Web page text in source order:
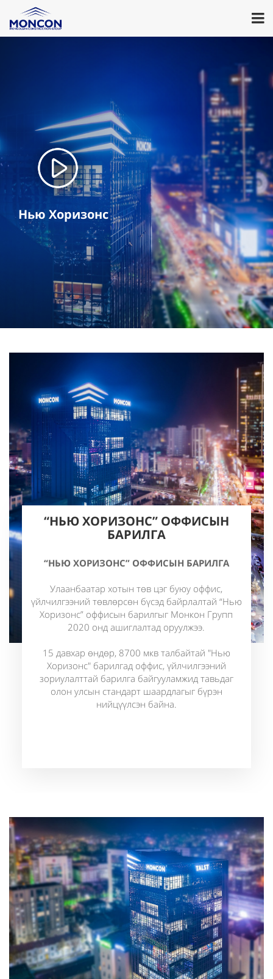
Нью Хоризонс
“НЬЮ ХОРИЗОНС” ОФФИСЫН
БАРИЛГА
“НЬЮ ХОРИЗОНС” ОФФИСЫН БАРИЛГА
Улаанбаатар хотын төв цэг буюу оффис,
үйлчилгээний төвлөрсөн бүсэд байрлалтай “Нью
Хоризонс” оффисын барилгыг Монкон Групп
2020 онд ашиглалтад оруулжээ.
15 давхар өндөр, 8700 мкв талбайтай "Нью
Хоризонс" барилгад оффис, үйлчилгээний
зориулалттай барилга байгууламжид тавьдаг
олон улсын стандарт шаардлагыг бүрэн
нийцүүлсэн байна.